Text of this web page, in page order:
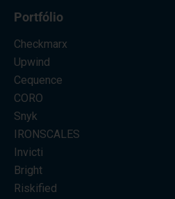
Portfólio
Checkmarx
Upwind
Cequence
CORO
Snyk
IRONSCALES
Invicti
Bright
Riskified